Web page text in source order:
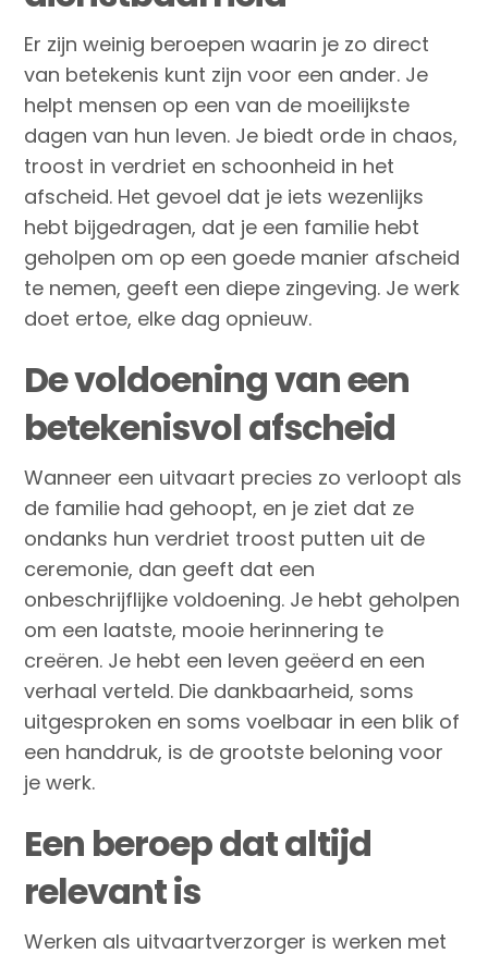
Er zijn weinig beroepen waarin je zo direct
van betekenis kunt zijn voor een ander. Je
helpt mensen op een van de moeilijkste
dagen van hun leven. Je biedt orde in chaos,
troost in verdriet en schoonheid in het
afscheid. Het gevoel dat je iets wezenlijks
hebt bijgedragen, dat je een familie hebt
geholpen om op een goede manier afscheid
te nemen, geeft een diepe zingeving. Je werk
doet ertoe, elke dag opnieuw.
De voldoening van een
betekenisvol afscheid
Wanneer een uitvaart precies zo verloopt als
de familie had gehoopt, en je ziet dat ze
ondanks hun verdriet troost putten uit de
ceremonie, dan geeft dat een
onbeschrijflijke voldoening. Je hebt geholpen
om een laatste, mooie herinnering te
creëren. Je hebt een leven geëerd en een
verhaal verteld. Die dankbaarheid, soms
uitgesproken en soms voelbaar in een blik of
een handdruk, is de grootste beloning voor
je werk.
Een beroep dat altijd
relevant is
Werken als uitvaartverzorger is werken met